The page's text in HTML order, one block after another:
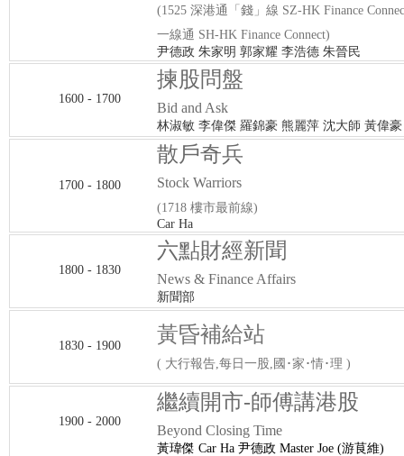
(1525 深港通「錢」線 SZ-HK Finance
一線通 SH-HK Finance Connect)
尹德政 朱家明 郭家耀 李浩德 朱晉民
1600 - 1700
揀股問盤
Bid and Ask
林淑敏 李偉傑 羅錦豪 熊麗萍 沈大師 黃偉
1700 - 1800
散戶奇兵
Stock Warriors
(1718 樓市最前線)
Car Ha
1800 - 1830
六點財經新聞
News & Finance Affairs
新聞部
1830 - 1900 黃昏補給站
( 大行報告,每日一股,國･家･情･理 )
1900 - 2000
繼續開市-師傅講港股
Beyond Closing Time
黃瑋傑 Car Ha 尹德政 Master Joe (游茛維)